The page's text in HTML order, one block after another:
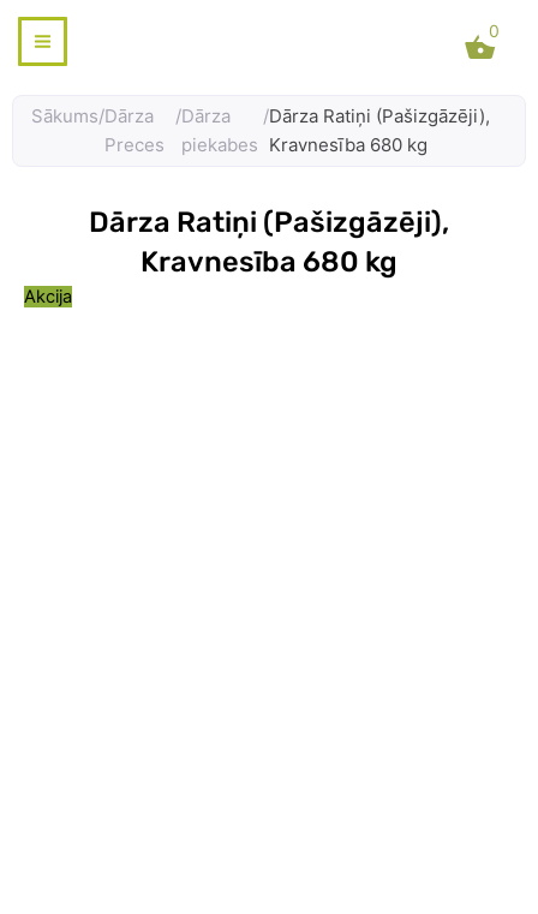
Skip
content
0
Sākums/Dārza
Preces
/Dārza
piekabes
/Dārza Ratiņi (Pašizgāzēji),
Kravnesība 680 kg
Dārza Ratiņi (Pašizgāzēji),
Kravnesība 680 kg
Akcija